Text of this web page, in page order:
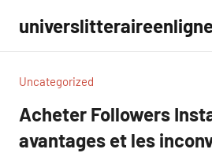
contenu
Uncategorized
Acheter Followers
avantages et les